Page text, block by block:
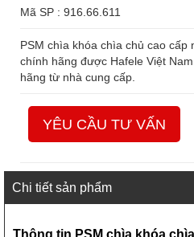
Mã SP : 916.66.611
PSM chìa khóa chìa chủ cao cấp
chính hãng được Hafele Việt
hãng từ nhà cung cấp.
YÊU CẦU TƯ VẤN
Chi tiết sản phẩm
Thông tin PSM chìa khóa